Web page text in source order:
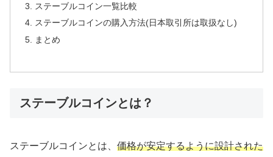
ステーブルコイン一覧比較
ステーブルコインの購入方法(日本取引所は取扱なし)
まとめ
ステーブルコインとは？
ステーブルコインとは、 価格が安定するように設計された